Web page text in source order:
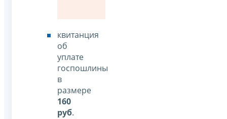
квитанция
об
уплате
госпошлины
в
размере
160
руб.